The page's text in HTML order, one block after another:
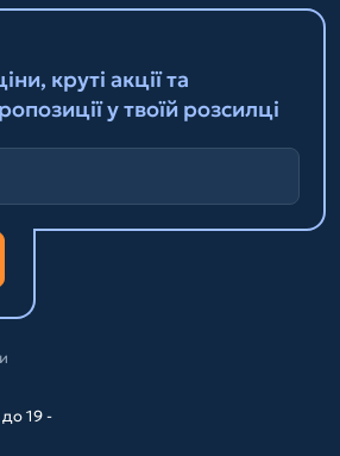
круті акції та
у твоїй розсилці
до 19 -